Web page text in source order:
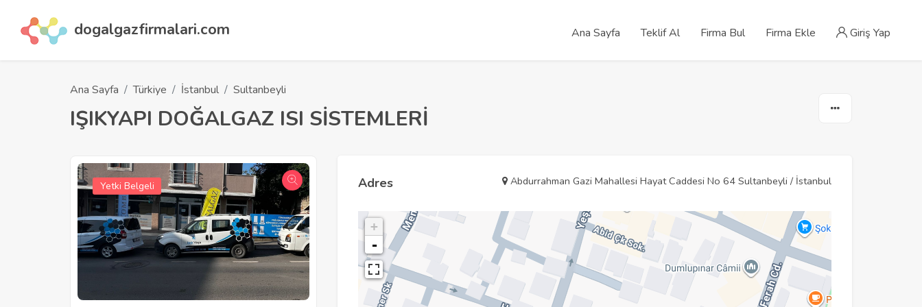
dogalgazfirmalari.com Ana Sayfa Teklif Al Firma Bul Firma Ekle Giriş Yap
Ana Sayfa Türkiye İstanbul Sultanbeyli
IŞIKYAPI DOĞALGAZ ISI SİSTEMLERİ
Yetki Belgeli Adres Abdurrahman Gazi Mahallesi Hayat Caddesi No 64 Sultanbeyli / İstanbul
+
-